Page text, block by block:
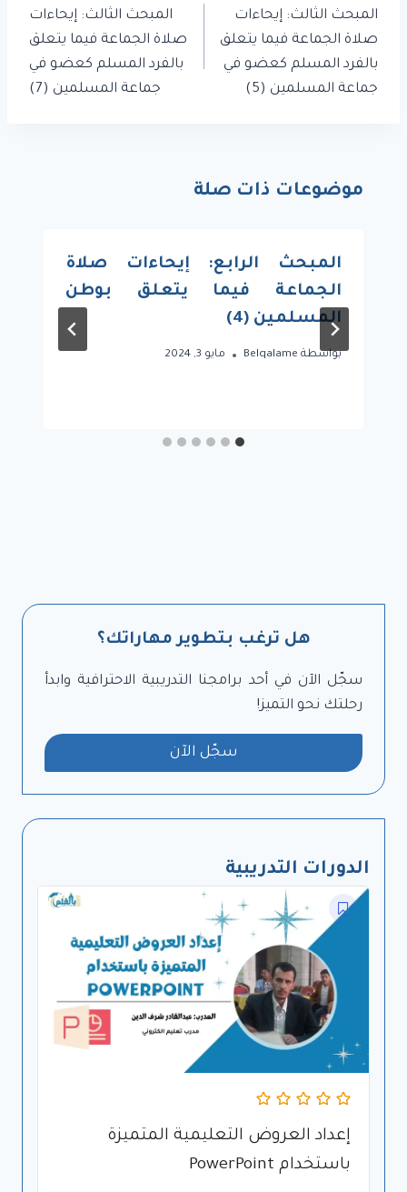
المقالات
المبحث الثالث: إيحاءات
صلاة الجماعة فيما يتعلق
بالفرد المسلم كعضو في
جماعة المسلمين (5)
المبحث الثالث: إيحاءات
صلاة الجماعة فيما يتعلق
بالفرد المسلم كعضو في
جماعة المسلمين (7)
موضوعات ذات صلة
المبحث الرابع: إيحاءات صلاة
الجماعة فيما يتعلق بوطن
المسلمين (4)
بواسطة Belqalame مايو 3, 2024
هل ترغب بتطوير مهاراتك؟
سجّل الآن في أحد برامجنا التدريبية الاحترافية وابدأ
رحلتك نحو التميز!
سجّل الآن
الدورات التدريبية
إعداد العروض التعليمية المتميزة
باستخدام PowerPoint